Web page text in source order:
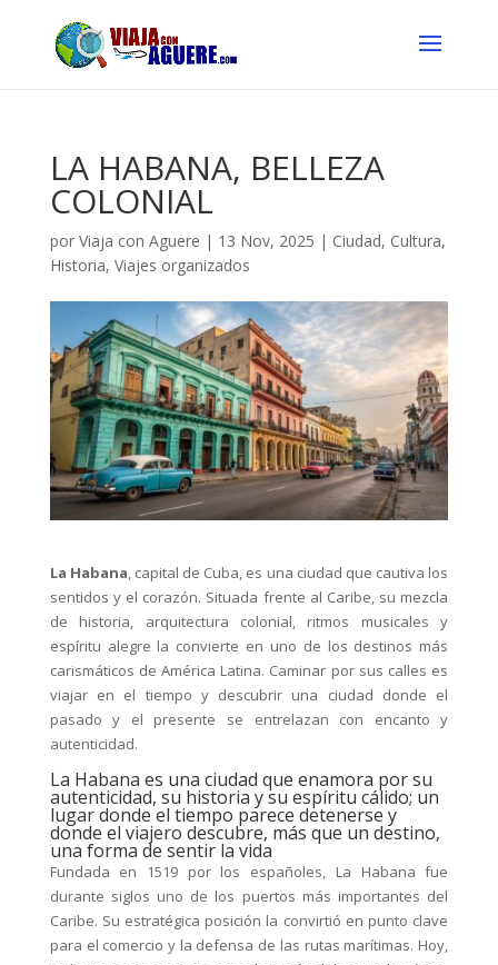
LA HABANA, BELLEZA
COLONIAL
por Viaja con Aguere | 13 Nov, 2025 | Ciudad, Cultura,
Historia, Viajes organizados
La Habana, capital de Cuba, es una ciudad que cautiva los
sentidos y el corazón. Situada frente al Caribe, su mezcla
de historia, arquitectura colonial, ritmos musicales y
espíritu alegre la convierte en uno de los destinos más
carismáticos de América Latina. Caminar por sus calles es
viajar en el tiempo y descubrir una ciudad donde el
pasado y el presente se entrelazan con encanto y
autenticidad.
La Habana es una ciudad que enamora por su
autenticidad, su historia y su espíritu cálido; un
lugar donde el tiempo parece detenerse y
donde el viajero descubre, más que un destino,
una forma de sentir la vida
Fundada en 1519 por los españoles, La Habana fue
durante siglos uno de los puertos más importantes del
Caribe. Su estratégica posición la convirtió en punto clave
para el comercio y la defensa de las rutas marítimas. Hoy,